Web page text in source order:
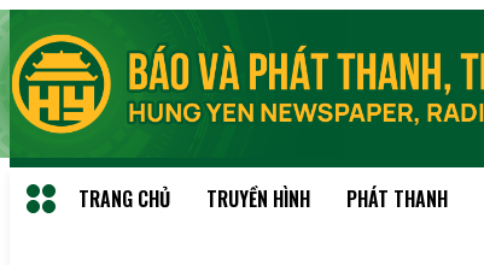
TRANG CHỦ TRUYỀN HÌNH PHÁT THANH